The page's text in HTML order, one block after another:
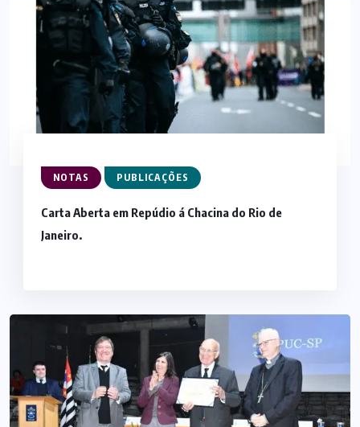
NOTAS PUBLICAÇÕES
Carta Aberta em Repúdio á Chacina do Rio de
Janeiro.